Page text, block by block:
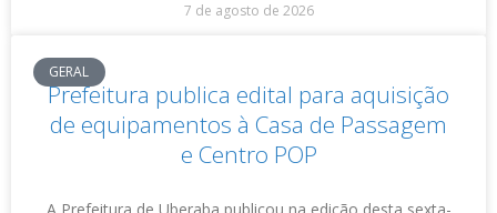
7 de agosto de 2026
GERAL
Prefeitura publica edital para aquisição
de equipamentos à Casa de Passagem
e Centro POP